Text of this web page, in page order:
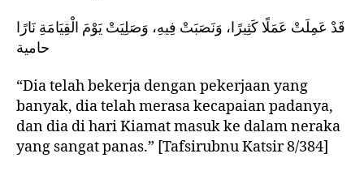
قَدْ عَمِلَتْ عَمَلًا كَثِيرًا، وَنَصَبَتْ فِيهِ، وَصَلِيَتْ يَوْمَ الْقِيَامَةِ نَارًا
حامية
“Dia telah bekerja dengan pekerjaan yang
banyak, dia telah merasa kecapaian padanya,
dan dia di hari Kiamat masuk ke dalam neraka
yang sangat panas.” [Tafsirubnu Katsir 8/384]